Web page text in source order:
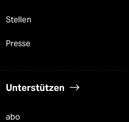
Stellen
Presse
Unterstützen
abo